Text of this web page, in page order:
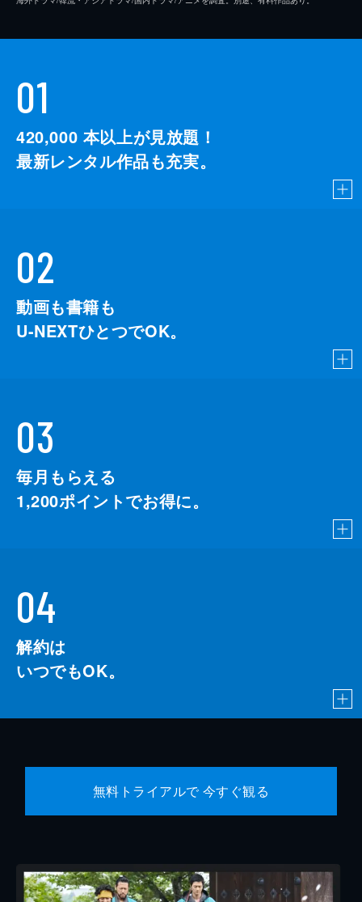
01
420,000 本以上が見放題！
最新レンタル作品も充実。
02
動画も書籍も
U-NEXTひとつでOK。
03
毎月もらえる
1,200ポイントでお得に。
04
解約は
いつでもOK。
無料トライアルで 今すぐ観る